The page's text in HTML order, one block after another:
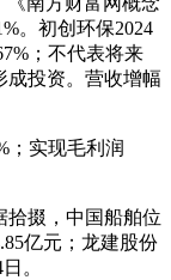
。初创环保2024
；不代表将来
成投资。营收增幅
实现毛利润
掇，中国船舶位
亿元；龙建股份
。